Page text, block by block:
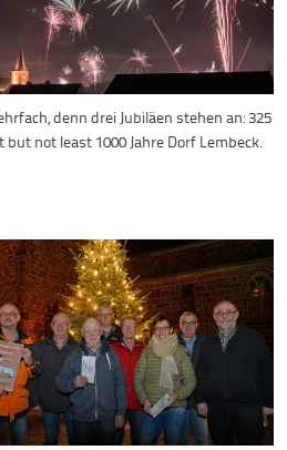
denn drei Jubiläen stehen an: 325
but not least 1000 Jahre Dorf Lembeck.